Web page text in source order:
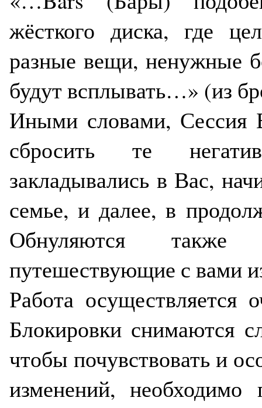
жёсткого диска, где
разные вещи, ненужные
будут всплывать…» (из
Иными словами, Сессия
сбросить те
закладывались в Вас,
семье, и далее, в
Обнуляются также
путешествующие с вами
Работа осуществляется
Блокировки снимаются
чтобы почувствовать и
изменений,